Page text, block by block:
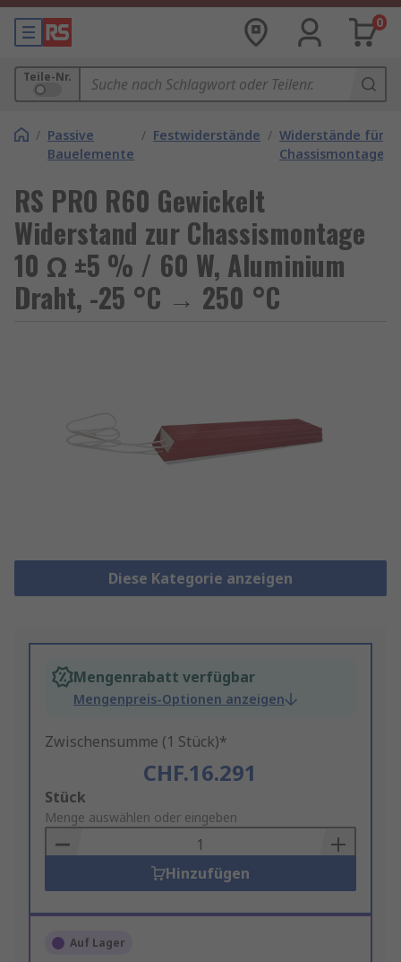
0
Teile-Nr.
/ Passive
Bauelemente
/ Festwiderstände / Widerstände für
Chassismontage
RS PRO R60 Gewickelt
Widerstand zur Chassismontage
10 Ω ±5 % / 60 W, Aluminium
Draht, -25 °C → 250 °C
Diese Kategorie anzeigen
Mengenrabatt verfügbar
Mengenpreis-Optionen anzeigen
Zwischensumme (1 Stück)*
CHF.16.291
Add
to
Basket
Stück
Menge auswählen oder eingeben
Hinzufügen
Auf Lager